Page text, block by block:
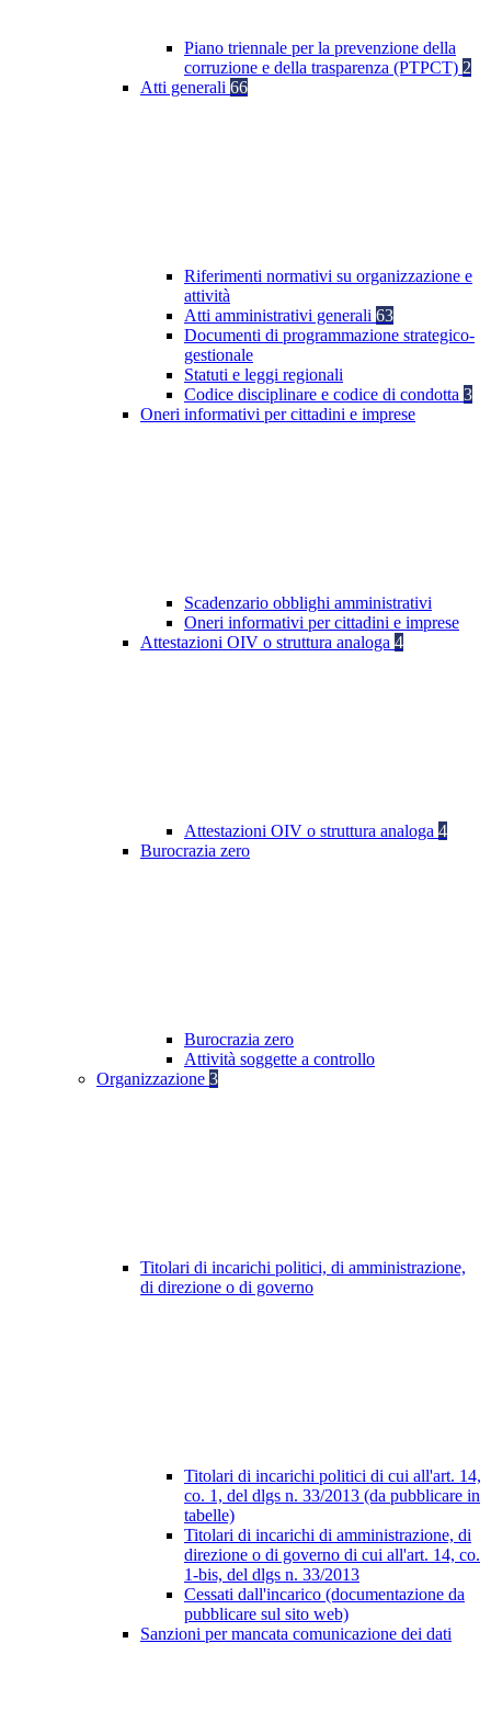
Piano triennale per la prevenzione della
corruzione e della trasparenza (PTPCT) 2
Atti generali 66
Riferimenti normativi su organizzazione e
attività
Atti amministrativi generali 63
Documenti di programmazione strategico-
gestionale
Statuti e leggi regionali
Codice disciplinare e codice di condotta 3
Oneri informativi per cittadini e imprese
Scadenzario obblighi amministrativi
Oneri informativi per cittadini e imprese
Attestazioni OIV o struttura analoga 4
Attestazioni OIV o struttura analoga 4
Burocrazia zero
Burocrazia zero
Attività soggette a controllo
Organizzazione 3
Titolari di incarichi politici, di amministrazione,
di direzione o di governo
Titolari di incarichi politici di cui all'art. 14,
co. 1, del dlgs n. 33/2013 (da pubblicare in
tabelle)
Titolari di incarichi di amministrazione, di
direzione o di governo di cui all'art. 14, co.
1-bis, del dlgs n. 33/2013
Cessati dall'incarico (documentazione da
pubblicare sul sito web)
Sanzioni per mancata comunicazione dei dati